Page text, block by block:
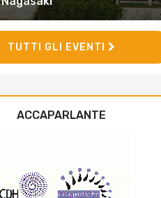
TUTTI GLI EVENTI
ACCAPARLANTE